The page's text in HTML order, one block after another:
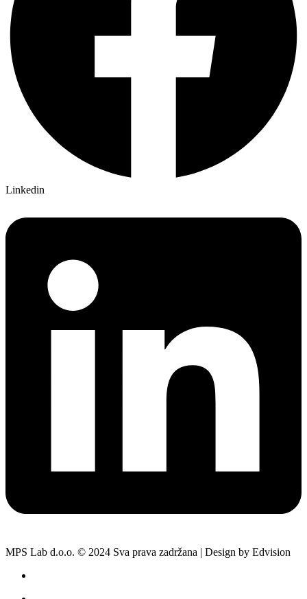
Linkedin
MPS Lab d.o.o. © 2024 Sva prava zadržana | Design by Edvision